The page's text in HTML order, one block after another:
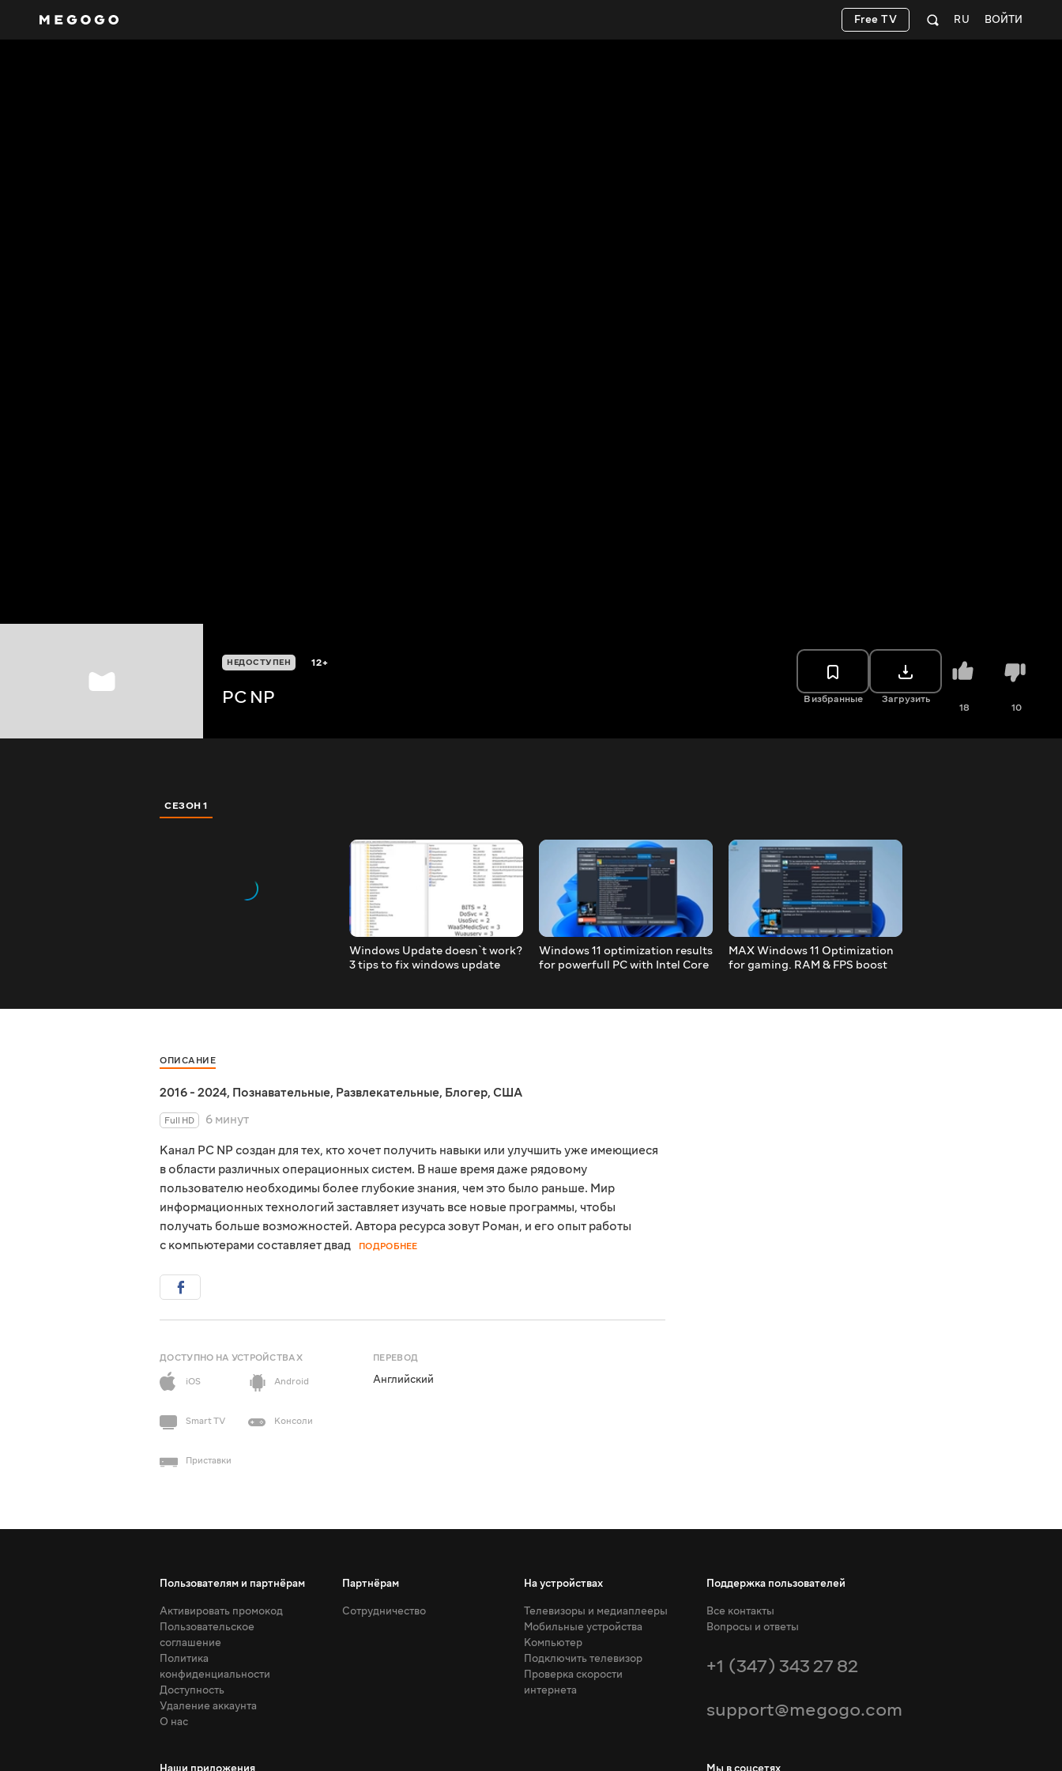
ВОЙТИ
RU
Free TV
НЕДОСТУПЕН 12+
PC NP В избранные Загрузить
18 10
СЕЗОН 1
Windows Update doesn`t work?
3 tips to fix windows update
Windows 11 optimization results
for powerfull PC with Intel Core
MAX Windows 11 Optimization
for gaming. RAM & FPS boost
ОПИСАНИЕ
2016 - 2024, Познавательные, Развлекательные, Блогер, США
Full HD
6 минут
Канал PC NP создан для тех, кто хочет получить навыки или улучшить уже имеющиеся
в области различных операционных систем. В наше время даже рядовому
пользователю необходимы более глубокие знания, чем это было раньше. Мир
информационных технологий заставляет изучать все новые программы, чтобы
получать больше возможностей. Автора ресурса зовут Роман, и его опыт работы
с компьютерами составляет двад
ПОДРОБНЕЕ
ДОСТУПНО НА УСТРОЙСТВАХ
iOS
Android
Smart TV Консоли
Приставки
ПЕРЕВОД
Английский
Пользователям и партнёрам
Активировать промокод
Пользовательское
соглашение
Политика
конфиденциальности
Доступность
Удаление аккаунта
О нас
Партнёрам
Сотрудничество
На устройствах
Телевизоры и медиаплееры
Мобильные устройства
Компьютер
Подключить телевизор
Проверка скорости
интернета
Поддержка пользователей
Все контакты
Вопросы и ответы
+1 (347) 343 27 82
support@megogo.com